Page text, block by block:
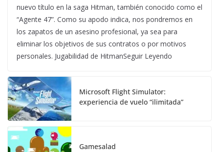
nuevo título en la saga Hitman, también conocido como el
“Agente 47”. Como su apodo indica, nos pondremos en
los zapatos de un asesino profesional, ya sea para
eliminar los objetivos de sus contratos o por motivos
personales. Jugabilidad de HitmanSeguir Leyendo
Microsoft Flight Simulator:
experiencia de vuelo “ilimitada”
Gamesalad